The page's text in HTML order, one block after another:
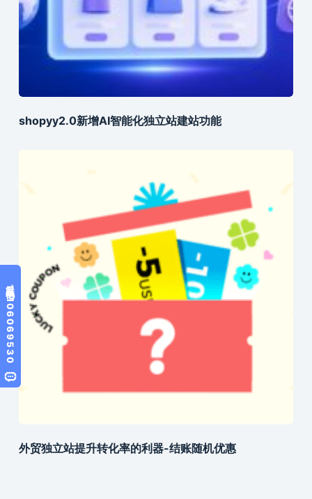
shopyy2.0新增AI智能化独立站建站功能
外贸独立站提升转化率的利器-结账随机优惠